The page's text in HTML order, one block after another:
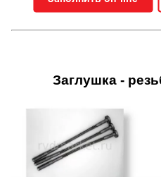
Заглушка -